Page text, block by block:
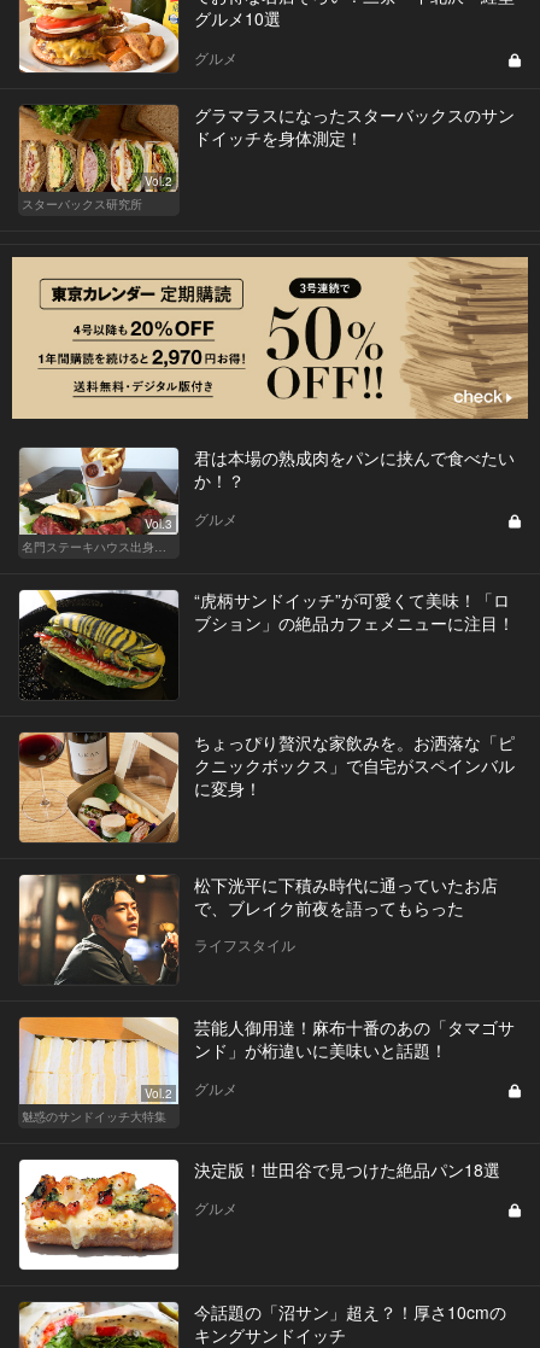
グルメ10選
グルメ
Vol.2
スターバックス研究所
グラマラスになったスターバックスのサン
ドイッチを身体測定！
Vol.3
名門ステーキハウス出身「サラブレッドサンド」三強
君は本場の熟成肉をパンに挟んで食べたい
か！？
グルメ
“虎柄サンドイッチ”が可愛くて美味！「ロ
ブション」の絶品カフェメニューに注目！
ちょっぴり贅沢な家飲みを。お洒落な「ピ
クニックボックス」で自宅がスペインバル
に変身！
松下洸平に下積み時代に通っていたお店
で、ブレイク前夜を語ってもらった
ライフスタイル
Vol.2
魅惑のサンドイッチ大特集
芸能人御用達！麻布十番のあの「タマゴサ
ンド」が桁違いに美味いと話題！
グルメ
決定版！世田谷で見つけた絶品パン18選
グルメ
今話題の「沼サン」超え？！厚さ10cmの
キングサンドイッチ